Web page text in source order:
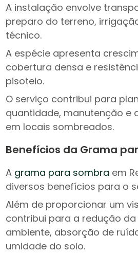
A instalação envolve
preparo do terreno,
técnico.
A espécie apresenta
cobertura densa e
pisoteio.
O serviço contribui para
quantidade, manutenção e
em locais sombreados.
Benefícios da Grama
A grama para sombra em
diversos benefícios para o
Além de proporcionar um
contribui para a redução
ambiente, absorção de
umidade do solo.